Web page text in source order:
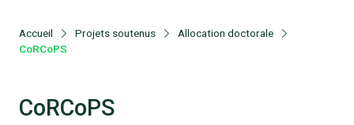
Accueil Projets soutenus
Allocation doctorale
CoRCoPS
CoRCoPS